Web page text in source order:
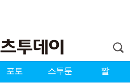
포토 스투툰 짤